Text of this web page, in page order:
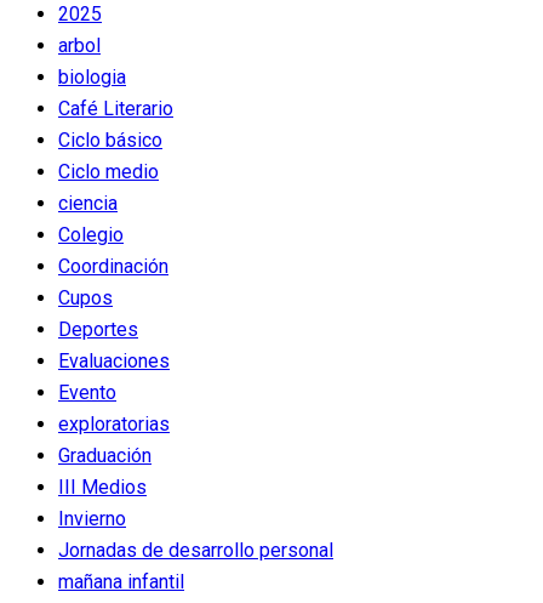
2025
arbol
biologia
Café Literario
Ciclo básico
Ciclo medio
ciencia
Colegio
Coordinación
Cupos
Deportes
Evaluaciones
Evento
exploratorias
Graduación
III Medios
Invierno
Jornadas de desarrollo personal
mañana infantil